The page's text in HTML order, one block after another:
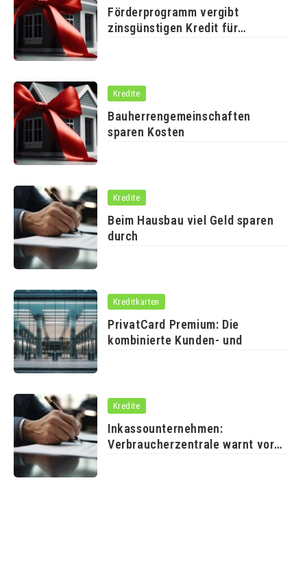
Förderprogramm vergibt
zinsgünstigen Kredit für
Kredite
Bauherrengemeinschaften
sparen Kosten
Kredite
Beim Hausbau viel Geld sparen
durch
Kreditkarten
PrivatCard Premium: Die
kombinierte Kunden- und
Kredite
Inkassounternehmen:
Verbraucherzentrale warnt vor